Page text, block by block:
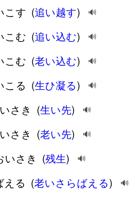
こす (追い越す) 🔊
こむ (追い込む) 🔊
こむ (老い込む) 🔊
こる (生ひ凝る) 🔊
さき (生い先) 🔊
さき (老い先) 🔊
いさき (残生) 🔊
える (老いさらばえる) 🔊